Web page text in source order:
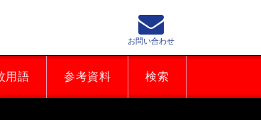
用語 参考資料 検索
お問い合わせ